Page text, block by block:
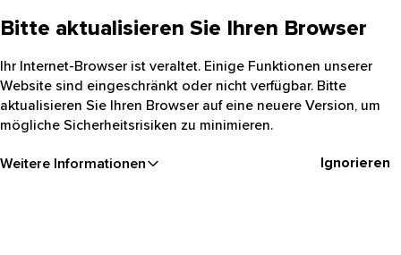
Bitte aktualisieren Sie Ihren Browser
Ihr Internet-Browser ist veraltet. Einige Funktionen unserer
Website sind eingeschränkt oder nicht verfügbar. Bitte
aktualisieren Sie Ihren Browser auf eine neuere Version, um
mögliche Sicherheitsrisiken zu minimieren.
Weitere Informationen Ignorieren